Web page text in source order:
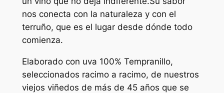
nos conecta con la naturaleza y con el
terruño, que es el lugar desde dónde todo
comienza.
Elaborado con uva 100% Tempranillo,
seleccionados racimo a racimo, de nuestros
viejos viñedos de más de 45 años que se